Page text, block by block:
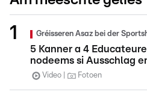
Gréisseren Asaz bei der
5 Kanner a 4
nodeems si Ausschlag
Video Fotoen